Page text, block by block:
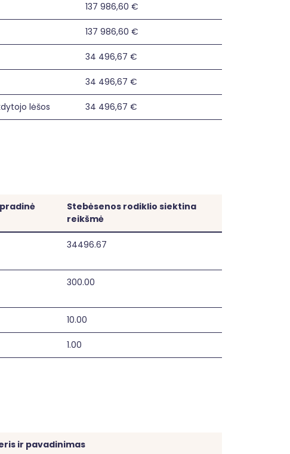
137 986,60 €
137 986,60 €
34 496,67 €
34 496,67 €
lėšos 34 496,67 €
Stebėsenos rodiklio siektina
reikšmė
34496.67
300.00
10.00
1.00
ir pavadinimas